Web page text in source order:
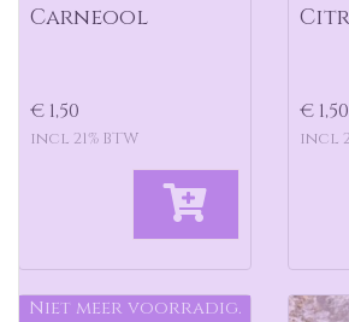
Carneool
€ 1,50
incl 21% BTW
€ 1,50
incl
Niet meer voorradig.